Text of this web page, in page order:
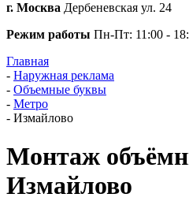
г. Москва Дербеневская ул. 24
Режим работы Пн-Пт: 11:00 -
Главная
- Наружная реклама
- Объемные буквы
- Метро
- Измайлово
Монтаж
Измайлово